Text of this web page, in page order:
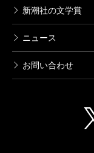
新潮社の文学賞
ニュース
お問い合わせ